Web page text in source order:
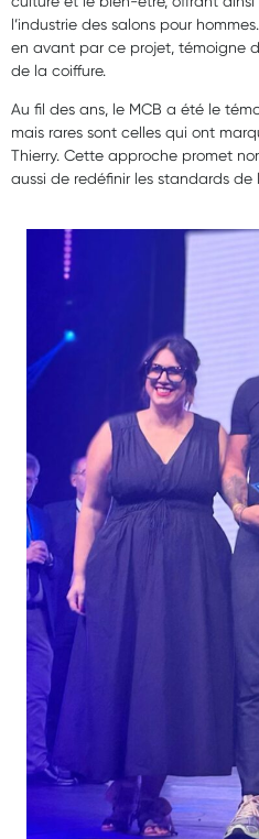
l’industrie des salons pour
en avant par ce projet, témoigne
de la coiffure.
Au fil des ans, le MCB a été le
mais rares sont celles qui ont
Thierry. Cette approche promet
aussi de redéfinir les standards de